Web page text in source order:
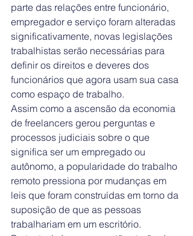
parte das relações entre funcionário,
empregador e serviço foram alteradas
significativamente, novas legislações
trabalhistas serão necessárias para
definir os direitos e deveres dos
funcionários que agora usam sua casa
como espaço de trabalho.
Assim como a ascensão da economia
de freelancers gerou perguntas e
processos judiciais sobre o que
significa ser um empregado ou
autônomo, a popularidade do trabalho
remoto pressiona por mudanças em
leis que foram construídas em torno da
suposição de que as pessoas
trabalhariam em um escritório.